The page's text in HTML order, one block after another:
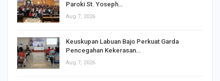
Paroki St. Yoseph…
Aug 7, 2026
Keuskupan Labuan Bajo Perkuat Garda
Pencegahan Kekerasan…
Aug 7, 2026